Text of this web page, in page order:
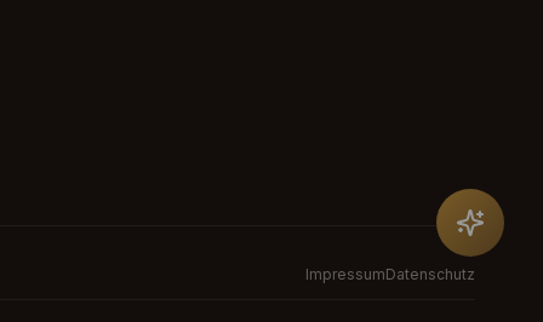
ImpressumDatenschutz